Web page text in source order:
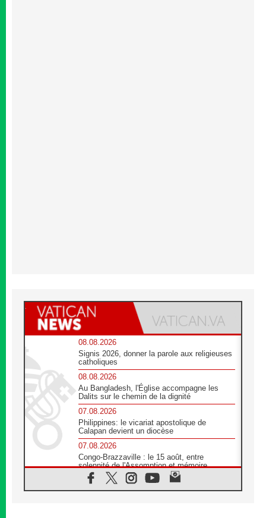
08.08.2026
Signis 2026, donner la parole aux religieuses
catholiques
08.08.2026
Au Bangladesh, l'Église accompagne les
Dalits sur le chemin de la dignité
07.08.2026
Philippines: le vicariat apostolique de
Calapan devient un diocèse
07.08.2026
Congo-Brazzaville : le 15 août, entre
solennité de l'Assomption et mémoire
nationale
07.08.2026